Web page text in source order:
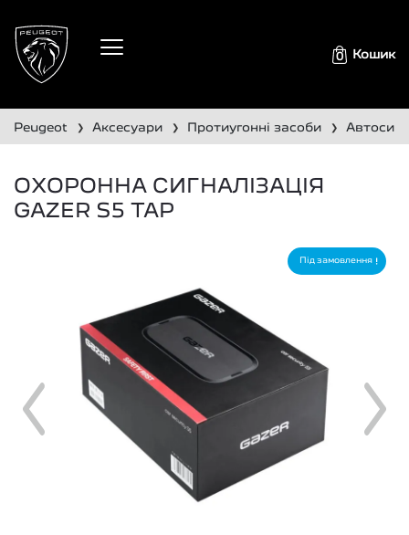
0 Кошик
peugeot ❯ аксесуари ❯ протиугонні засоби ❯
ОХОРОННА СИГНАЛІЗАЦІЯ
GAZER S5 TAP
Під замовлення